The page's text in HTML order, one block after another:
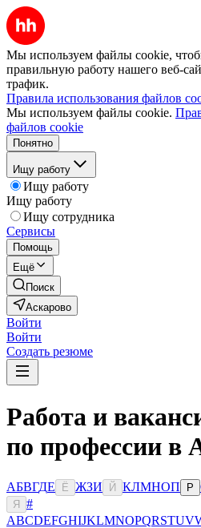
Мы используем файлы cookie,
правильную работу нашего веб-
трафик.
Правила использования файлов
Мы используем файлы cookie.
файлов cookie
Понятно
Ищу работу
Ищу работу
Ищу работу
Ищу сотрудника
Сервисы
Помощь
Ещё
Поиск
Аскарово
Войти
Войти
Создать резюме
Работа и
по профессии в
АБВГДЕ Ё ЖЗИ Й КЛМНОП Р
Я
#
ABCDEFGHIJKLMNOPQRSTUV